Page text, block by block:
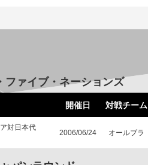
ファイブ・ネーションズ
開催日 対戦チーム
対日本代
2006/06/24 オールブラ